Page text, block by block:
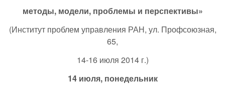
методы, модели, проблемы и перспективы»
(Институт проблем управления РАН, ул. Профсоюзная,
65,
14-16 июля 2014 г.)
14 июля, понедельник